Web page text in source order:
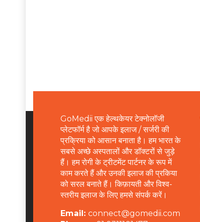
GoMedii एक हेल्थकेयर टेक्नोलॉजी
प्लेटफॉर्म है जो आपके इलाज / सर्जरी की
प्रक्रिया को आसान बनाता है। हम भारत के
सबसे अच्छे अस्पतालों और डॉक्टरों से जुड़े
हैं। हम रोगी के ट्रीटमेंट पार्टनर के रूप में
काम करते हैं और उनकी इलाज की प्रकिया
को सरल बनाते हैं। किफ़ायती और विश्व-
स्तरीय इलाज के लिए हमसे संपर्क करें।
Email: connect@gomedii.com